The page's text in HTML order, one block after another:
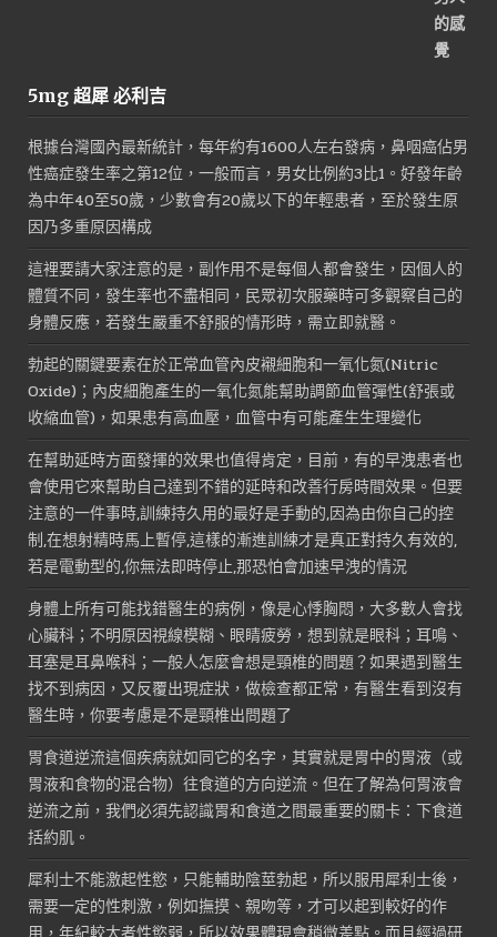
5mg 超犀 必利吉
根據台灣國內最新統計，每年約有1600人左右發病，鼻咽癌佔男
性癌症發生率之第12位，一般而言，男女比例約3比1。好發年齡
為中年40至50歲，少數會有20歲以下的年輕患者，至於發生原
因乃多重原因構成
這裡要請大家注意的是，副作用不是每個人都會發生，因個人的
體質不同，發生率也不盡相同，民眾初次服藥時可多觀察自己的
身體反應，若發生嚴重不舒服的情形時，需立即就醫。
勃起的關鍵要素在於正常血管內皮襯細胞和一氧化氮(Nitric
Oxide)；內皮細胞產生的一氧化氮能幫助調節血管彈性(舒張或
收縮血管)，如果患有高血壓，血管中有可能產生生理變化
在幫助延時方面發揮的效果也值得肯定，目前，有的早洩患者也
會使用它來幫助自己達到不錯的延時和改善行房時間效果。但要
注意的一件事時,訓練持久用的最好是手動的,因為由你自己的控
制,在想射精時馬上暫停,這樣的漸進訓練才是真正對持久有效的,
若是電動型的,你無法即時停止,那恐怕會加速早洩的情況
身體上所有可能找錯醫生的病例，像是心悸胸悶，大多數人會找
心臟科；不明原因視線模糊、眼睛疲勞，想到就是眼科；耳鳴、
耳塞是耳鼻喉科；一般人怎麼會想是頸椎的問題？如果遇到醫生
找不到病因，又反覆出現症狀，做檢查都正常，有醫生看到沒有
醫生時，你要考慮是不是頸椎出問題了
胃食道逆流這個疾病就如同它的名字，其實就是胃中的胃液（或
胃液和食物的混合物）往食道的方向逆流。但在了解為何胃液會
逆流之前，我們必須先認識胃和食道之間最重要的關卡：下食道
括約肌。
犀利士不能激起性慾，只能輔助陰莖勃起，所以服用犀利士後，
需要一定的性刺激，例如撫摸、親吻等，才可以起到較好的作